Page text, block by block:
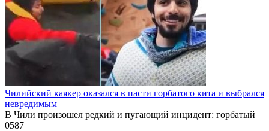
Чилийский каякер оказался в пасти горбатого кита и выбрался
невредимым
В Чили произошел редкий и пугающий инцидент: горбатый
0587